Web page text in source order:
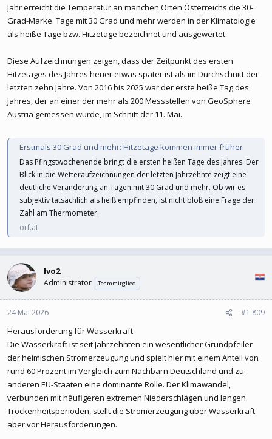
Jahr erreicht die Temperatur an manchen Orten Österreichs die 30-
Grad-Marke. Tage mit 30 Grad und mehr werden in der Klimatologie
als heiße Tage bzw. Hitzetage bezeichnet und ausgewertet.
Diese Aufzeichnungen zeigen, dass der Zeitpunkt des ersten
Hitzetages des Jahres heuer etwas später ist als im Durchschnitt der
letzten zehn Jahre. Von 2016 bis 2025 war der erste heiße Tag des
Jahres, der an einer der mehr als 200 Messstellen von GeoSphere
Austria gemessen wurde, im Schnitt der 11. Mai.
Erstmals 30 Grad und mehr: Hitzetage kommen immer früher
Das Pfingstwochenende bringt die ersten heißen Tage des Jahres. Der
Blick in die Wetteraufzeichnungen der letzten Jahrzehnte zeigt eine
deutliche Veränderung an Tagen mit 30 Grad und mehr. Ob wir es
subjektiv tatsächlich als heiß empfinden, ist nicht bloß eine Frage der
Zahl am Thermometer.
orf.at
Ivo2
Administrator Teammitglied
24 Mai 2026 #1.809
Herausforderung für Wasserkraft
Die Wasserkraft ist seit Jahrzehnten ein wesentlicher Grundpfeiler
der heimischen Stromerzeugung und spielt hier mit einem Anteil von
rund 60 Prozent im Vergleich zum Nachbarn Deutschland und zu
anderen EU-Staaten eine dominante Rolle. Der Klimawandel,
verbunden mit häufigeren extremen Niederschlägen und langen
Trockenheitsperioden, stellt die Stromerzeugung über Wasserkraft
aber vor Herausforderungen.